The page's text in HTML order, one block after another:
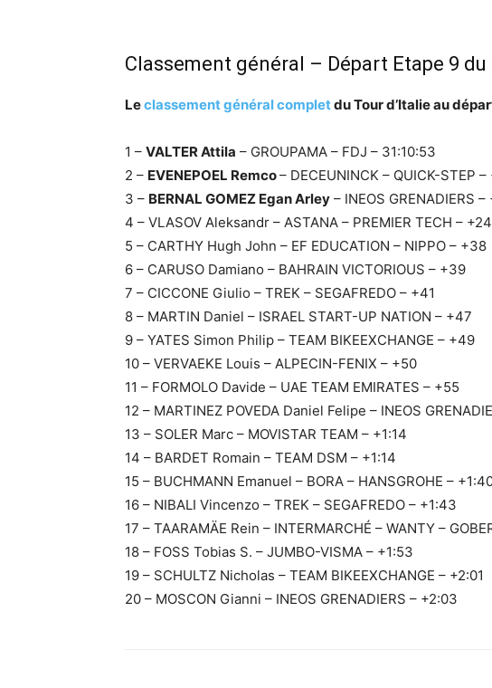
Classement général – Départ Etape 9 du
Leclassement général completdu Tour d’Italie au
1 – VALTER Attila – GROUPAMA – FDJ – 31:10:53
2 – EVENEPOEL Remco– DECEUNINCK – QUICK-STEP –
3 – BERNAL GOMEZ Egan Arley – INEOS GRENADIERS –
4 – VLASOV Aleksandr – ASTANA – PREMIER TECH – +24
5 – CARTHY Hugh John – EF EDUCATION – NIPPO – +38
6 – CARUSO Damiano – BAHRAIN VICTORIOUS – +39
7 – CICCONE Giulio – TREK – SEGAFREDO – +41
8 – MARTIN Daniel – ISRAEL START-UP NATION – +47
9 – YATES Simon Philip – TEAM BIKEEXCHANGE – +49
10 – VERVAEKE Louis – ALPECIN-FENIX – +50
11 – FORMOLO Davide – UAE TEAM EMIRATES – +55
12 – MARTINEZ POVEDA Daniel Felipe – INEOS
13 – SOLER Marc – MOVISTAR TEAM – +1:14
14 – BARDET Romain – TEAM DSM – +1:14
15 – BUCHMANN Emanuel – BORA – HANSGROHE –
16 – NIBALI Vincenzo – TREK – SEGAFREDO – +1:43
17 – TAARAMÄE Rein – INTERMARCHÉ – WANTY –
18 – FOSS Tobias S. – JUMBO-VISMA – +1:53
19 – SCHULTZ Nicholas – TEAM BIKEEXCHANGE – +2:01
20 – MOSCON Gianni – INEOS GRENADIERS – +2:03